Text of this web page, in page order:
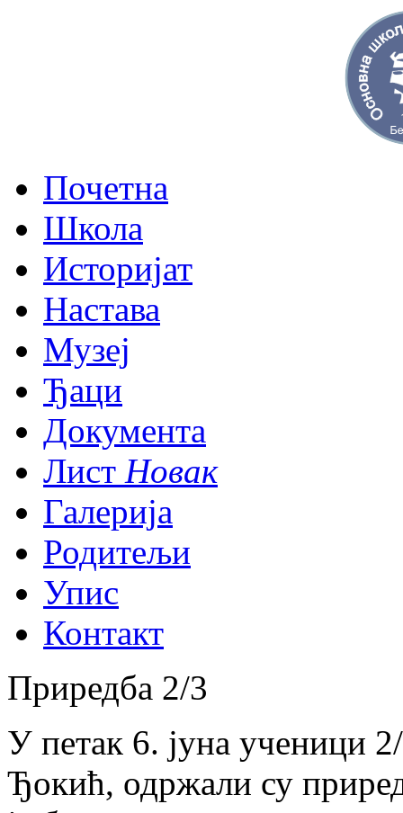
Почетна
Школа
Историјат
Настава
Музеј
Ђаци
Документа
Лист Новак
Галерија
Родитељи
Упис
Контакт
Приредба 2/3
У петак 6. јуна ученици
Ђокић, одржали су